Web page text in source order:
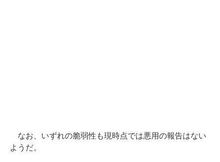
なお、いずれの脆弱性も現時点では悪用の報告はない
ようだ。